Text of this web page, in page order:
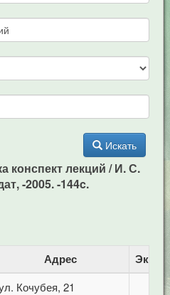
Искать
конспект лекций / И. С.
-2005. -144c.
Адрес
Кочубея, 21